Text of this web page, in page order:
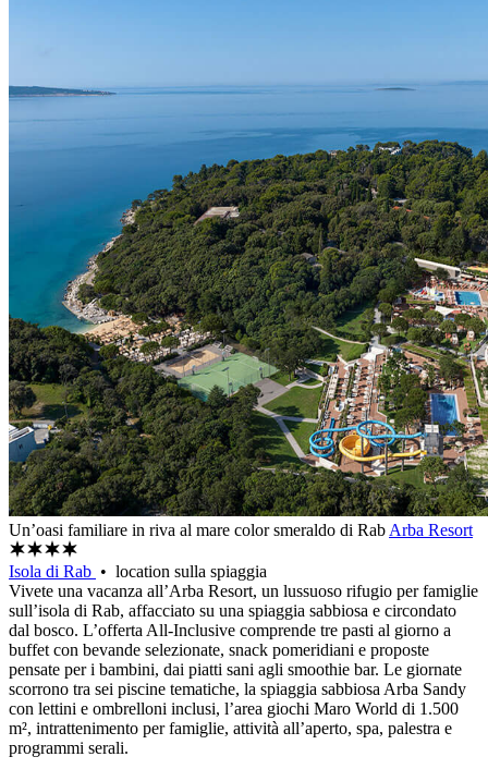
Un’oasi familiare in riva al mare color smeraldo di Rab Arba Resort
Isola di Rab • location sulla spiaggia
Vivete una vacanza all’Arba Resort, un lussuoso rifugio per famiglie
sull’isola di Rab, affacciato su una spiaggia sabbiosa e circondato
dal bosco. L’offerta All-Inclusive comprende tre pasti al giorno a
buffet con bevande selezionate, snack pomeridiani e proposte
pensate per i bambini, dai piatti sani agli smoothie bar. Le giornate
scorrono tra sei piscine tematiche, la spiaggia sabbiosa Arba Sandy
con lettini e ombrelloni inclusi, l’area giochi Maro World di 1.500
m², intrattenimento per famiglie, attività all’aperto, spa, palestra e
programmi serali.